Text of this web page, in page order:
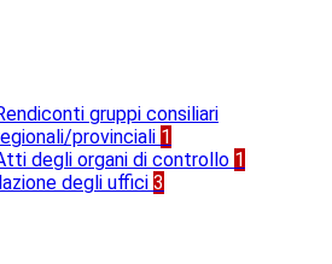
gruppi consiliari
provinciali 1
degli organi di controllo 1
degli uffici 3